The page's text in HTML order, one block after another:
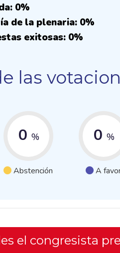
0%
de la plenaria: 0%
exitosas: 0%
las
0 %
Abstención
0 %
A
el congresista